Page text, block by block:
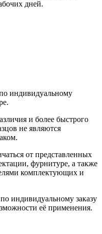
дней.
индивидуальному
и более быстрого
не являются
от представленных
фурнитуре, а также
комплектующих и
индивидуальному заказу
её применения.